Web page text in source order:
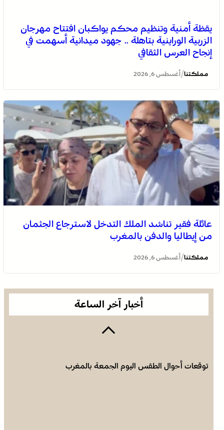
يقظة أمنية وتنظيم محكم يواكبان افتتاح مهرجان
الزربية الوراينية بتاهلة .. جهود ميدانية أسهمت في
إنجاح العرس الثقافي
مملكتنا/ أغسطس 6, 2026
عائلة فقير تناشد الملك التدخل لاسترجاع الجثمان
من إيطاليا والدفن بالمغرب
مملكتنا/ أغسطس 6, 2026
أخبار آخر الساعة
توقعات أحوال الطقس اليوم الجمعة بالمغرب